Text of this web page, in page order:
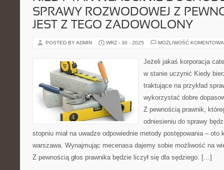
SPRAWY ROZWODOWEJ Z
JEST Z TEGO ZADOWOLONY
POSTED BY ADMIN WRZ - 30 - 2025 MOŻLIWOŚĆ
Jeżeli jakaś korporacja
w stanie uczynić Kiedy
traktujące na przykład
wykorzystać dobre
Z pewnością prawnik,
odniesieniu do sprawy
stopniu miał na uwadze odpowiednie metody postępowania – oto
warszawa. Wynajmując mecenasa dajemy sobie możliwość na
Z pewnością głos prawnika będzie liczył się dla sędziego. […]